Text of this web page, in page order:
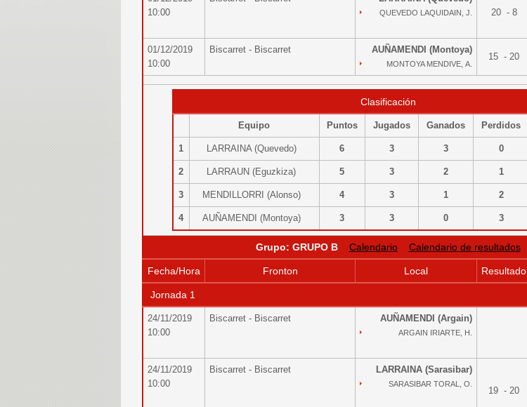
10:00
QUEVEDO LAQUIDAIN, J. 20 - 8
01/12/2019
10:00
Biscarret - Biscarret AUÑAMENDI (Montoya)
MONTOYA MENDIVE, A.
15 - 20
Clasificación
Equipo Puntos Jugados Ganados Perdidos
1 LARRAINA (Quevedo) 6 3 3 0
2 LARRAUN (Eguzkiza) 5 3 2 1
3 MENDILLORRI (Alonso) 4 3 1 2
4 AUÑAMENDI (Montoya) 3 3 0 3
Grupo: GRUPO B Calendario Calendario de resultados
Fecha/Hora Fronton Local Resultado
Jornada 1
24/11/2019
10:00
Biscarret - Biscarret AUÑAMENDI (Argain)
ARGAIN IRIARTE, H.
24/11/2019
10:00
Biscarret - Biscarret LARRAINA (Sarasibar)
SARASIBAR TORAL, O.
19 - 20